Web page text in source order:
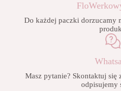
Do każdej paczki dorzucamy
Masz pytanie? Skontaktuj się
odpisujemy